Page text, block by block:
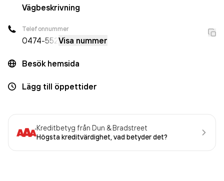
Vägbeskrivning
Telefonnummer
0474-552Visa nummer
Besök hemsida
Lägg till öppettider
Kreditbetyg från Dun & Bradstreet
Högsta kreditvärdighet, vad betyder det?